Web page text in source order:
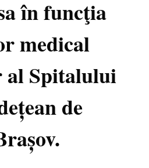
în funcţia
medical
Spitalului
de